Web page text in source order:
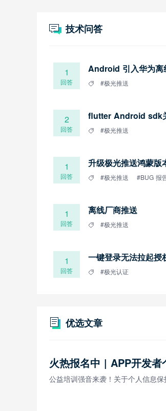
技术问答
1
回答
Android 引入华为离
#极光推送
2
回答
flutter Android sdk
#极光推送
1
回答
升级极光推送鸿蒙
#极光推送 #BUG 报
1
回答
离线厂商推送
#极光推送
1
回答
一键登录无法拉起授
#极光认证
优选文章
火热报名中 | APP开发
公益培训强音来袭！关于个人信息